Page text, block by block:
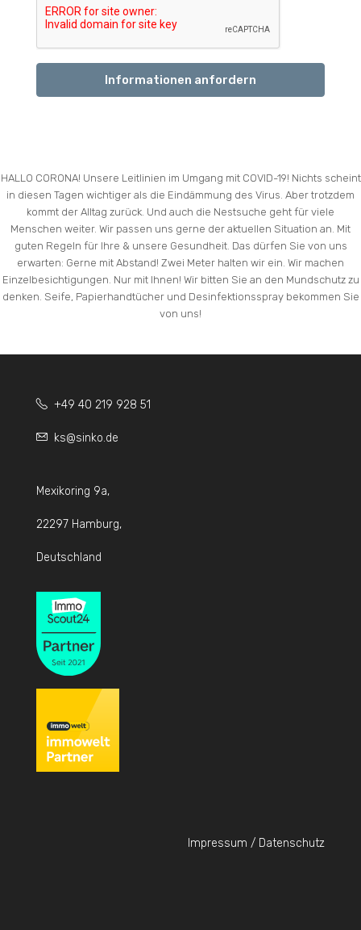
Informationen anfordern
HALLO CORONA! Unsere Leitlinien im Umgang mit COVID-19! Nichts scheint
in diesen Tagen wichtiger als die Eindämmung des Virus. Aber trotzdem
kommt der Alltag zurück. Und auch die Nestsuche geht für viele
Menschen weiter. Wir passen uns gerne der aktuellen Situation an. Mit
guten Regeln für Ihre & unsere Gesundheit. Das dürfen Sie von uns
erwarten: Gerne mit Abstand! Zwei Meter halten wir ein. Wir machen
Einzelbesichtigungen. Nur mit Ihnen! Wir bitten Sie an den Mundschutz zu
denken. Seife, Papierhandtücher und Desinfektionsspray bekommen Sie
von uns!
+49 40 219 928 51
ks@sinko.de
Mexikoring 9a,
22297 Hamburg,
Deutschland
Impressum / Datenschutz